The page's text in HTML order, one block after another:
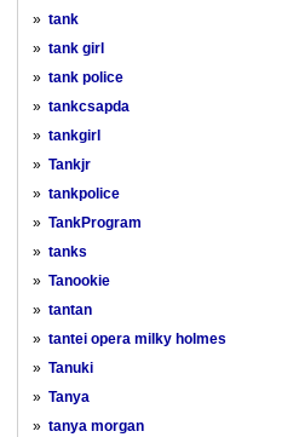
» tank
» tank girl
» tank police
» tankcsapda
» tankgirl
» Tankjr
» tankpolice
» TankProgram
» tanks
» Tanookie
» tantan
» tantei opera milky holmes
» Tanuki
» Tanya
» tanya morgan